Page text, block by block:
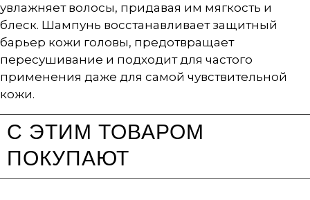
увлажняет волосы, придавая им мягкость и
блеск. Шампунь восстанавливает защитный
барьер кожи головы, предотвращает
пересушивание и подходит для частого
применения даже для самой чувствительной
кожи.
С ЭТИМ ТОВАРОМ
ПОКУПАЮТ